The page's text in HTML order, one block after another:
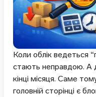
Коли облік ведеться
стають неправдою. А
кінці місяця. Саме
головній сторінці є